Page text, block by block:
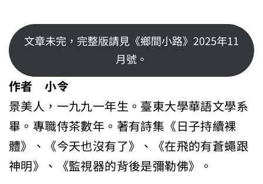
文章未完，完整版請見《鄉間小路》2025年11
月號。
作者 小令
景美人，一九九一年生。臺東大學華語文學系
畢。專職侍茶數年。著有詩集《日子持續裸
體》、《今天也沒有了》、《在飛的有蒼蠅跟
神明》、《監視器的背後是彌勒佛》。